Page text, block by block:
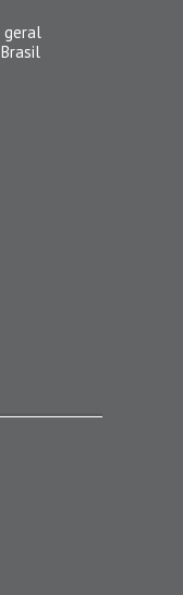
geral